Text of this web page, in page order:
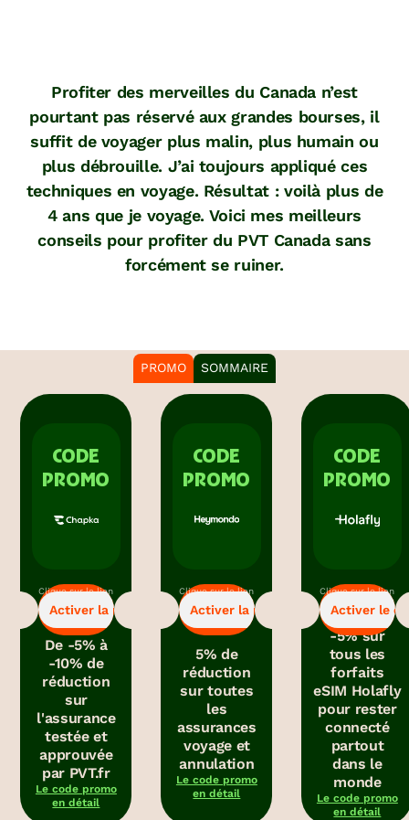
Profiter des merveilles du Canada n’est
pourtant pas réservé aux grandes bourses, il
suffit de voyager plus malin, plus humain ou
plus débrouille. J’ai toujours appliqué ces
techniques en voyage. Résultat : voilà plus de
4 ans que je voyage. Voici mes meilleurs
conseils pour profiter du PVT Canada sans
forcément se ruiner.
PROMO SOMMAIRE
CODE
PROMO
Activer la promo
-5%
Clique sur le lien
pour bénéficier
De -5% à
-10% de
réduction
sur
l'assurance
testée et
approuvée
par PVT.fr
Le code promo
en détail
CODE
PROMO
Activer la promo
-5%
Clique sur le lien
pour bénéficier
5% de
réduction
sur toutes
les
assurances
voyage et
annulation
Le code promo
en détail
CODE
PROMO
Activer le
-5%
Clique sur le lien
pour obtenir le
-5% sur
tous les
forfaits
eSIM Holafly
pour rester
connecté
partout
dans le
monde
Le code promo
en détail